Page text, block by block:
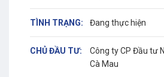
TÌNH TRẠNG: Đang thực hiện
CHỦ ĐẦU TƯ:
Công ty CP Đầu tư
Cà Mau